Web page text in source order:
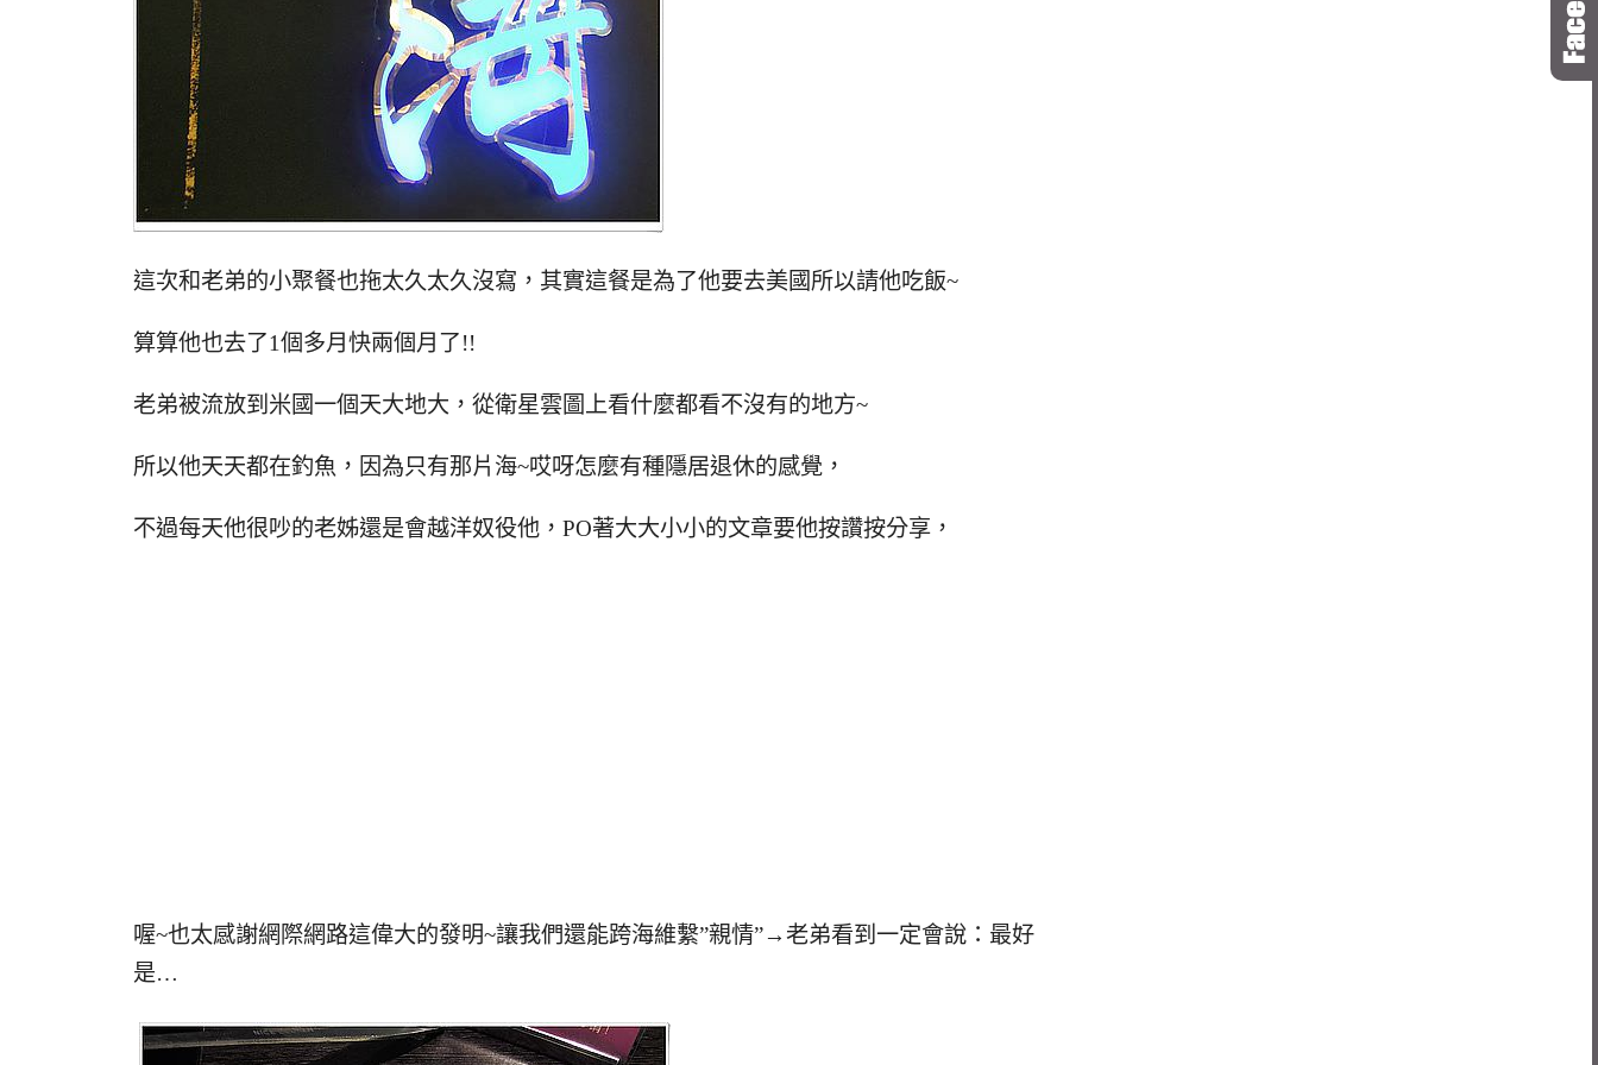
這次和老弟的小聚餐也拖太久太久沒寫，其實這餐是為了他要去美國所以請他吃飯~
算算他也去了1個多月快兩個月了!!
老弟被流放到米國一個天大地大，從衛星雲圖上看什麼都看不沒有的地方~
所以他天天都在釣魚，因為只有那片海~哎呀怎麼有種隱居退休的感覺，
不過每天他很吵的老姊還是會越洋奴役他，PO著大大小小的文章要他按讚按分享，
喔~也太感謝網際網路這偉大的發明~讓我們還能跨海維繫”親情”→老弟看到一定會說：最好
是…